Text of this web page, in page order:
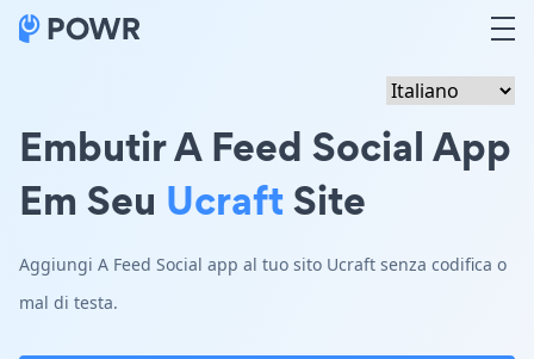
Embutir A Feed Social App
Em Seu UcraftSite
Aggiungi A Feed Social app al tuo sito Ucraft senza codifica o
mal di testa.